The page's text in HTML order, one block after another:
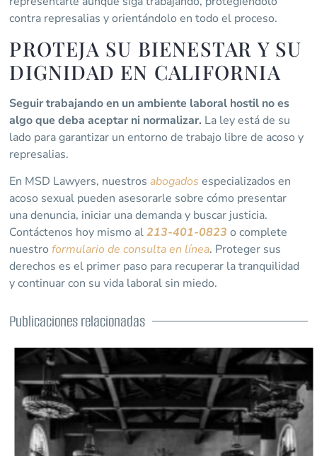
contra represalias y orientándolo en todo el proceso.
PROTEJA SU BIENESTAR Y SU
DIGNIDAD EN CALIFORNIA
Seguir trabajando en un ambiente laboral hostil no es
algo que deba aceptar ni normalizar. La ley está de su
lado para garantizar un entorno de trabajo libre de acoso y
represalias.
En MSD Lawyers, nuestrosabogados especializados en
acoso sexual pueden asesorarle sobre cómo presentar
una denuncia, iniciar una demanda y buscar justicia.
Contáctenos hoy mismo al213-401-0823 o complete
nuestroformulario de consulta en línea. Proteger sus
derechos es el primer paso para recuperar la tranquilidad
y continuar con su vida laboral sin miedo.
Publicaciones relacionadas